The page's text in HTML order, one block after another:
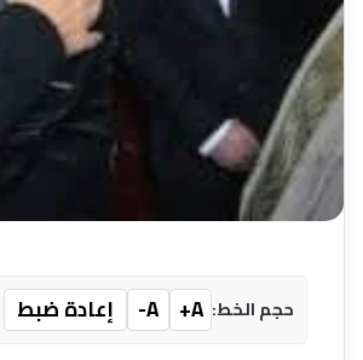
حجم الخط: A+
A- إعادة ضبط